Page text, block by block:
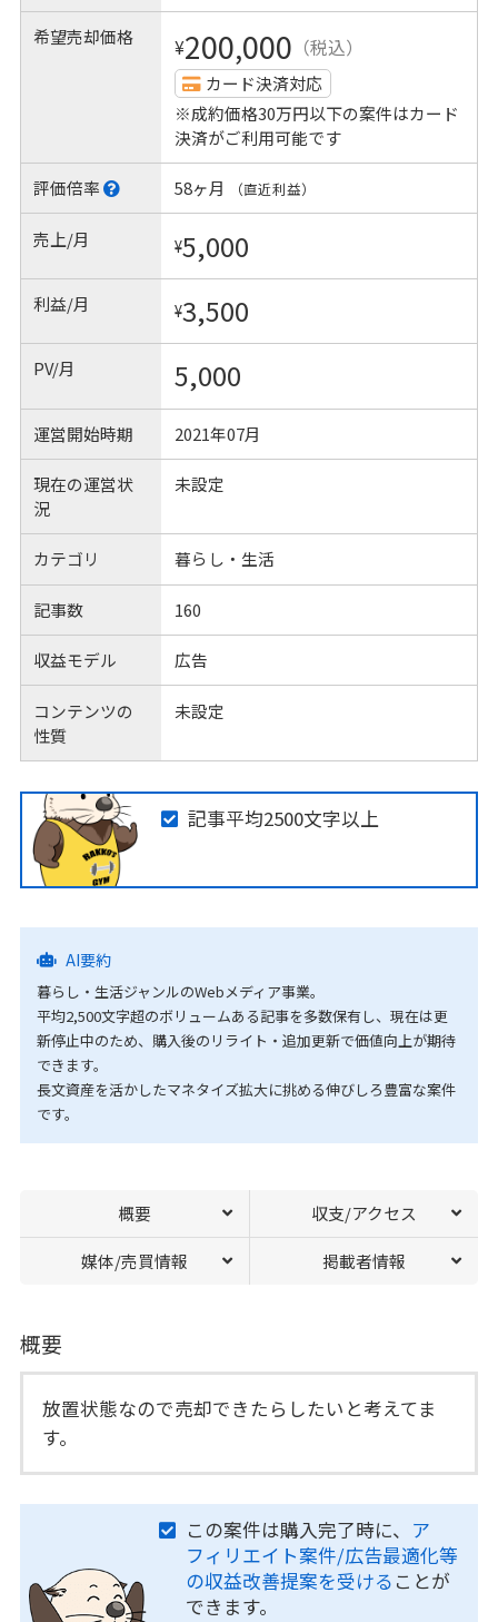
希望売却価格 ¥200,000 （税込）
カード決済対応
※成約価格30万円以下の案件はカード
決済がご利用可能です
評価倍率 58ヶ月 （直近利益）
売上/月 ¥5,000
利益/月 ¥3,500
PV/月 5,000
運営開始時期 2021年07月
現在の運営状
況
未設定
カテゴリ 暮らし・生活
記事数 160
収益モデル 広告
コンテンツの
性質
未設定
記事平均2500文字以上
AI要約
暮らし・生活ジャンルのWebメディア事業。
平均2,500文字超のボリュームある記事を多数保有し、現在は更
新停止中のため、購入後のリライト・追加更新で価値向上が期待
できます。
長文資産を活かしたマネタイズ拡大に挑める伸びしろ豊富な案件
です。
概要 収支/アクセス
媒体/売買情報 掲載者情報
概要
放置状態なので売却できたらしたいと考えてま
す。
この案件は購入完了時に、 ア
フィリエイト案件/広告最適化等
の収益改善提案を受ける ことが
できます。